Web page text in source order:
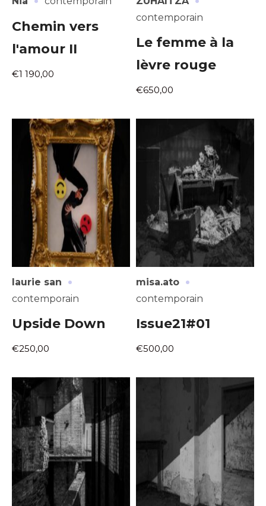
Chemin vers
l'amour II
€1 190,00
contemporain
Le femme à la
lèvre rouge
€650,00
laurie san ·
contemporain
Upside Down
€250,00
misa.ato ·
contemporain
Issue21#01
€500,00